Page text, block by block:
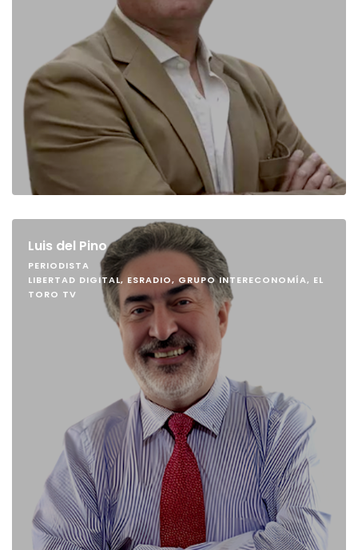
Luis del Pino
PERIODISTA
LIBERTAD DIGITAL, ESRADIO, GRUPO INTERECONOMÍA, EL
TORO TV